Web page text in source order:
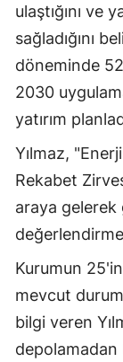
ulaştığını ve
sağladığını
döneminde
2030
yatırım
Yılmaz,
Rekabet
araya gelerek
Kurumun
mevcut
bilgi veren
depolamadan